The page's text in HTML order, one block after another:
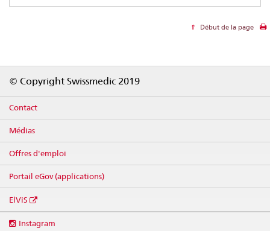
Début de la page
© Copyright Swissmedic 2019
Contact
Médias
Offres d'emploi
Portail eGov (applications)
ElViS
media
Instagram